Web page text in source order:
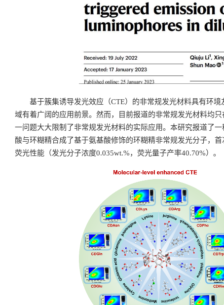
基于簇集诱导发光效应（CTE）的非常规发光材料具有环
域有着广阔的应用前景。然而，目前报道的非常规发光材料均
一问题大大限制了非常规发光材料的实际应用。本研究报道了
酸与环糊精合成了基于氨基酸修饰的环糊精非常规发光分子，
荧光性能（发光分子浓度0.035wt.%，荧光量子产率40.70%）。